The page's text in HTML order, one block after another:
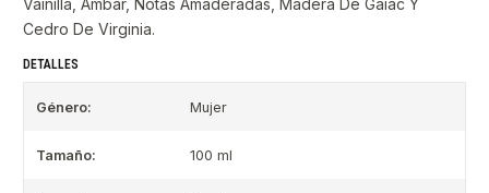
Vainilla, Ámbar, Notas Amaderadas, Madera De Gaiac Y
Cedro De Virginia.
DETALLES
Género: Mujer
Tamaño: 100 ml